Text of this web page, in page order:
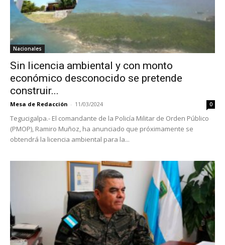
Nacionales
Sin licencia ambiental y con monto
económico desconocido se pretende
construir...
Mesa de Redacción - 11/03/2024 0
Tegucigalpa.- El comandante de la Policía Militar de Orden Público
(PMOP), Ramiro Muñoz, ha anunciado que próximamente se
obtendrá la licencia ambiental para la...